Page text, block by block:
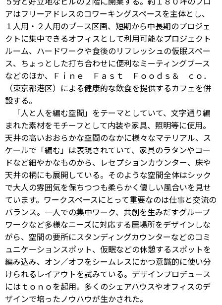
アはフリーアドレスのコワーキングスペースを主体とし、
１人用・２人用のブース区画、短期から中長期のプロジェ
クトに集中できるオフィスとして利用可能なプロジェクト
ルーム、ハードワークや食後のリフレッシュの仮眠スペー
ス、ちょっとした打ち合わせに便利なミーティングブース
などのほか、Ｆｉｎｅ Ｆａｓｔ Ｆｏｏｄｓ＆ ｃｏ．
（東京都港区）による健康的な飲食を提供するカフェを併
設する。
「人と人を編む空間」をテーマとしていて、文字通り編
まれた素材をモチーフとして内装や家具、照明等に使用。
天井の高いおおらかな空間のなかに様々なマテリアル、ス
ケールで「編む」は表現されていて、家具のラタンやコー
ドなど細やかなものから、レセプションカウンター、床や
天井の柄にも展開している。そのような空間全体はシック
で大人の雰囲気を保ちつつも柔らかく優しい風合いを見せ
ています。ワークスペースにとって重要なのは仕事と交流の
バランス。一人での集中ワーク、共創を生みだすグループ
ワークなど多様なニーズに対応する居場所をデザインしな
がら、空間の要所にスタンディングカウンターなどのコミ
ュニケーションスポット、仮眠などの休憩するスポットを
編み込み、オン／オフをシームレスにかつ意識的に使い分
けられるレイアウトを試みている。デザインプロデュース
にはｔｏｎｏを起用。多くのシェアハウスやオフィスのデ
ザインで培ったノウハウが生かされた。